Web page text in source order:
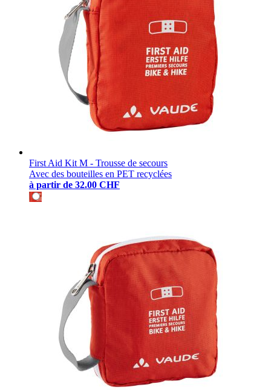
First Aid Kit M - Trousse de secours
Avec des bouteilles en PET recyclées
à partir de 32.00 CHF